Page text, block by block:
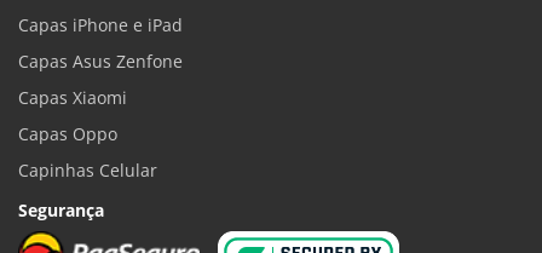
Capas iPhone e iPad
Capas Asus Zenfone
Capas Xiaomi
Capas Oppo
Capinhas Celular
Segurança